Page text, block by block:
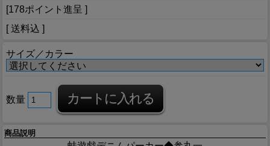
[178ポイント進呈 ]
[ 送料込 ]
サイズ／カラー
数量
商品説明